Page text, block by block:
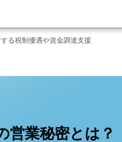
る税制優遇や資金調達支援
営業秘密とは？